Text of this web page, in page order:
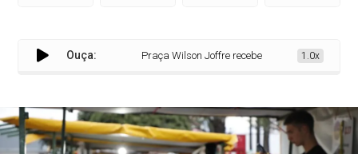
Ouça: Praça Wilson Joffre recebe arraial do pequeno
1.0x